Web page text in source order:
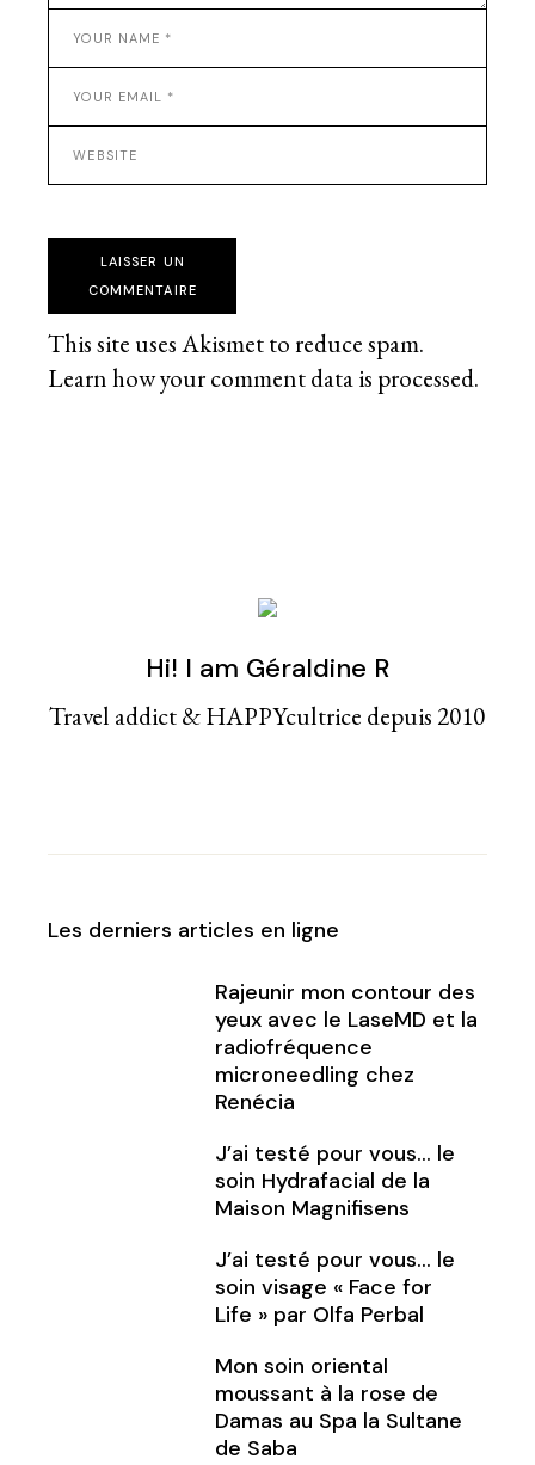
LAISSER UN
COMMENTAIRE
This site uses Akismet to reduce spam.
Learn how your comment data is processed.
Hi! I am Géraldine R
Travel addict & HAPPYcultrice depuis 2010
Les derniers articles en ligne
Rajeunir mon contour des
yeux avec le LaseMD et la
radiofréquence
microneedling chez
Renécia
J’ai testé pour vous… le
soin Hydrafacial de la
Maison Magnifisens
J’ai testé pour vous… le
soin visage « Face for
Life » par Olfa Perbal
Mon soin oriental
moussant à la rose de
Damas au Spa la Sultane
de Saba